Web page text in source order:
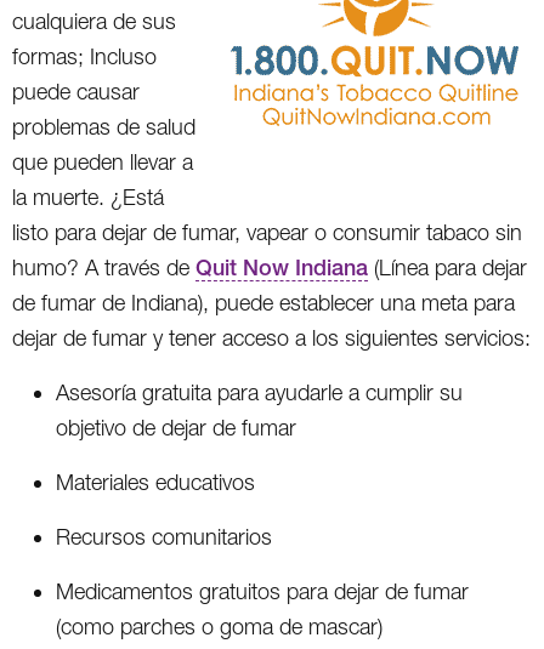
cualquiera de sus
formas; Incluso
puede causar
problemas de salud
que pueden llevar a
la muerte. ¿Está
listo para dejar de fumar, vapear o consumir tabaco sin
humo? A través de Quit Now Indiana (Línea para dejar
de fumar de Indiana), puede establecer una meta para
dejar de fumar y tener acceso a los siguientes servicios:
Asesoría gratuita para ayudarle a cumplir su
objetivo de dejar de fumar
Materiales educativos
Recursos comunitarios
Medicamentos gratuitos para dejar de fumar
(como parches o goma de mascar)